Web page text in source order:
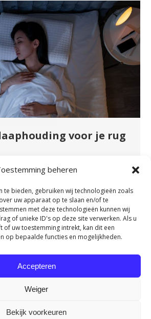
beheren
te bieden, gebruiken wij technologieën zoals
uw apparaat op te slaan en/of te
met deze technologieën kunnen wij
of unieke ID's op deze site verwerken. Als u
of uw toestemming intrekt, kan dit een
op bepaalde functies en mogelijkheden.
Accepteren
Weiger
Bekijk voorkeuren
voor je rug
november 16, 2023
veel aandacht besteed aan de
Maar sta jij er wel eens bij
ongeveer net zo lang
zit als dat je in je bed ligt? Tijd